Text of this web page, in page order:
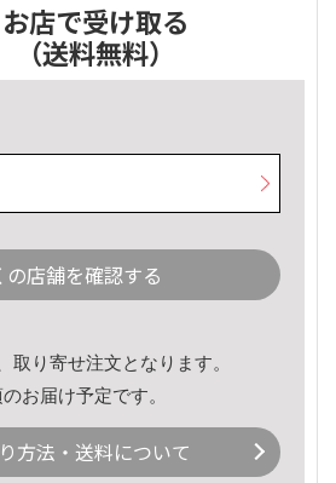
お店で受け取る
（送料無料）
の店舗を確認する
取り寄せ注文となります。
お届け予定です。
方法・送料について